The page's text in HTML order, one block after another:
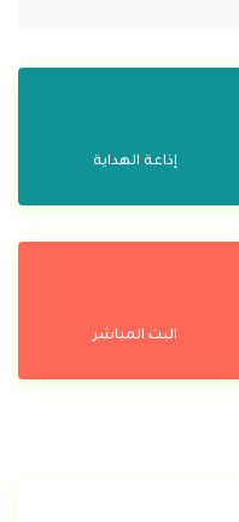
إذاعة الهداية
البث المباشر